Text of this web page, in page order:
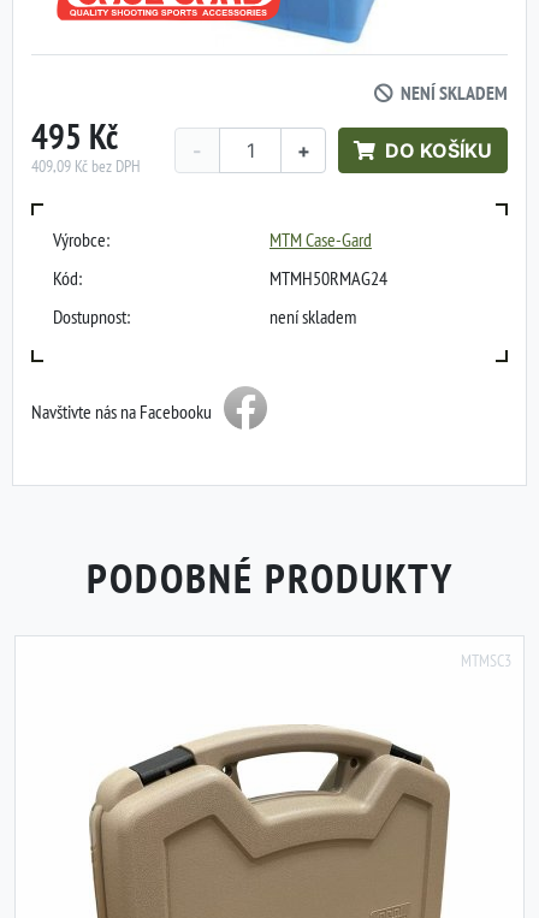
NENÍ SKLADEM
495 Kč
409,09 Kč bez DPH
+
- DO KOŠÍKU
Výrobce:
MTM Case-Gard
Kód:
MTMH50RMAG24
Dostupnost:
není skladem
Navštivte nás na Facebooku
PODOBNÉ PRODUKTY
MTMSC3